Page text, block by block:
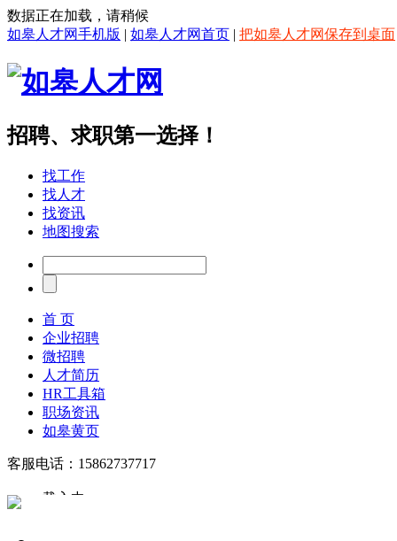
数据正在加载，请稍候
如皋人才网手机版 | 如皋人才网首页 | 把如皋人才网保存到桌面
招聘、求职第一选择！
找工作
找人才
找资讯
地图搜索
首 页
企业招聘
微招聘
人才简历
HR工具箱
职场资讯
如皋黄页
客服电话：15862737717
载入中...